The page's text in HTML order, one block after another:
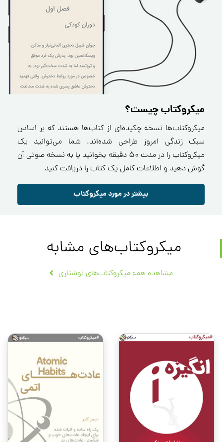
میکروکتاب چیست؟
میکروکتاب‌ها نسخه چکیده‌ای از کتاب‌ها هستند که بر اساس
سبک زندگی امروز طراحی شده‌اند. شما می‌توانید یک
میکروکتاب را در مدت ۵۰ دقیقه بخوانید یا به نسخه صوتی آن
گوش دهید و اطلاعات کامل یک کتاب را دریافت کنید
بیشتر در مورد میکروکتاب
میکروکتاب‌های مشابه
مشاهده همه میکروکتاب‌های نوشتاری